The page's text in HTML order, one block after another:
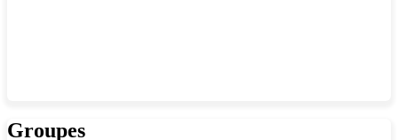
Groupes